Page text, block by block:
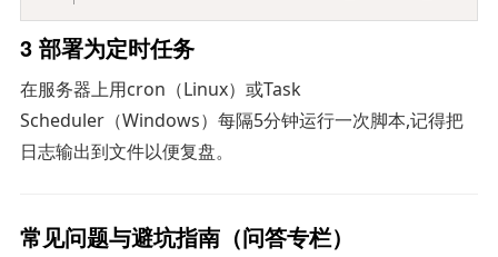
3 部署为定时任务
在服务器上用cron（Linux）或Task
Scheduler（Windows）每隔5分钟运行一次脚本,记得把
日志输出到文件以便复盘。
常见问题与避坑指南（问答专栏）